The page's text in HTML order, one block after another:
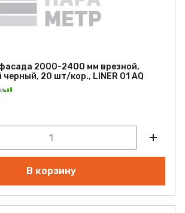
2000-2400 мм врезной,
20 шт/кор., LINER 01 AQ
В корзину